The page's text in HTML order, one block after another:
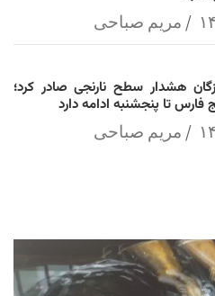
مریم صباحی
هشدار سطح نارنجی صادر کرد؛
تا پنجشنبه ادامه دارد
مریم صباحی